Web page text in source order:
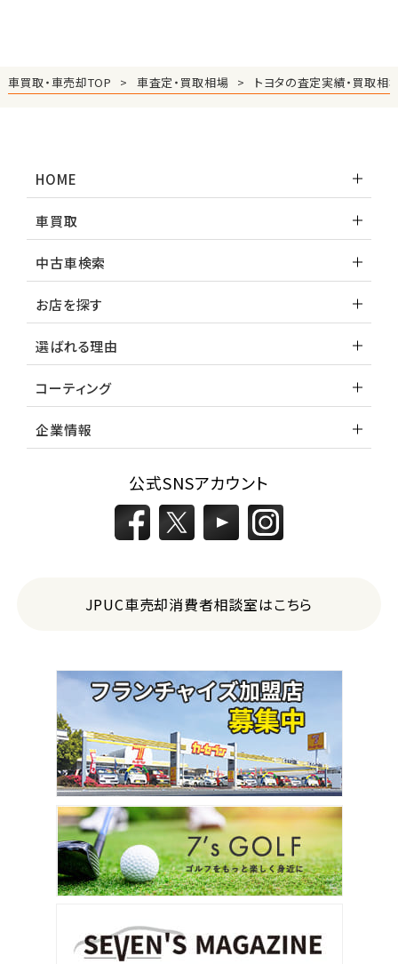
車買取・車売却TOP 車査定・買取相場 トヨタの査定実績・買取相
HOME
車買取
中古車検索
お店を探す
選ばれる理由
コーティング
企業情報
公式SNSアカウント
JPUC車売却消費者相談室はこちら